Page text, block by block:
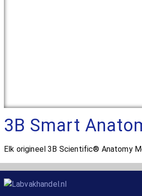
3B Smart
Elk origineel 3B Scientific® Anatomy